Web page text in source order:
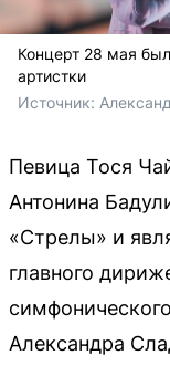
Концерт 28 мая
артистки
Источник:
Певица Тося
Антонина
«Стрелы» и
главного
Александра